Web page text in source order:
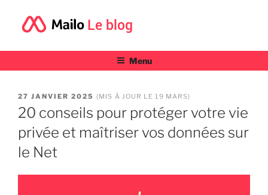
Le blog
Menu
PUBLIÉ
LE
27 JANVIER 2025 (MIS À JOUR LE 19 MARS)
20 conseils pour protéger votre vie
privée et maîtriser vos données sur
le Net